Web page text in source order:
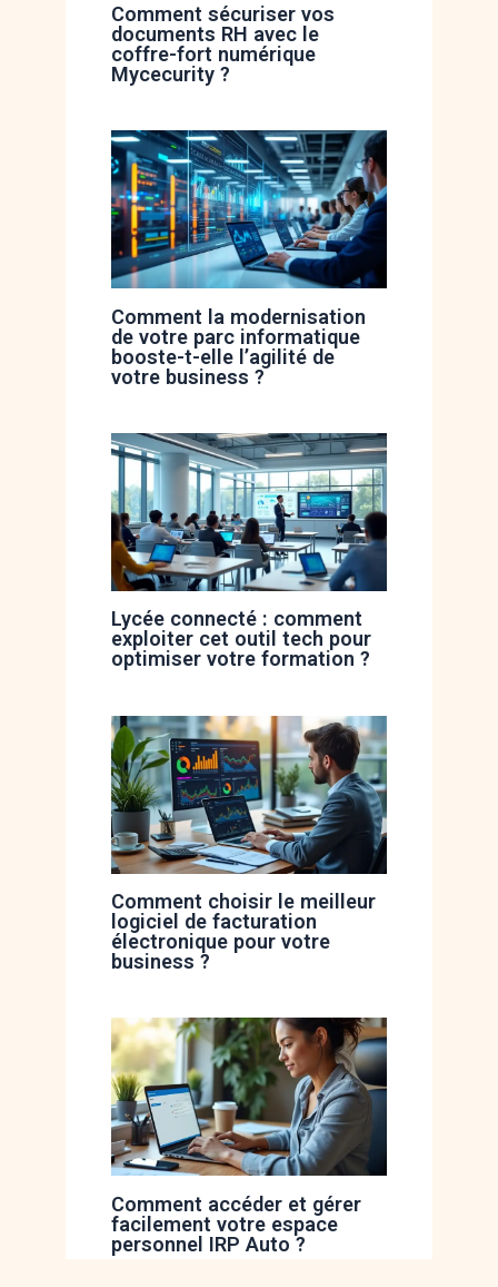
Comment sécuriser vos
documents RH avec le
coffre-fort numérique
Mycecurity ?
Comment la modernisation
de votre parc informatique
booste-t-elle l’agilité de
votre business ?
Lycée connecté : comment
exploiter cet outil tech pour
optimiser votre formation ?
Comment choisir le meilleur
logiciel de facturation
électronique pour votre
business ?
Comment accéder et gérer
facilement votre espace
personnel IRP Auto ?